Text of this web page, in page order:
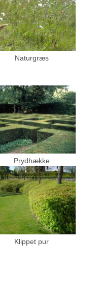
Naturgræs
Prydhække
Klippet pur